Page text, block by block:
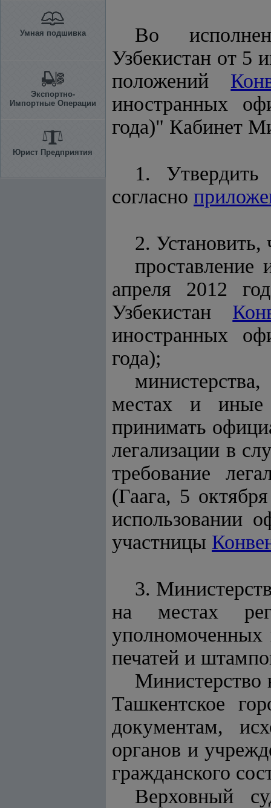
Умная подшивка
Экспортно-
Импортные Операции
Юрист Предприятия
Во
Узбекистан от 5
положений
иностранных
года)" Кабинет
1. Утвердить
согласно
2. Установить,
проставление
апреля 2012
Узбекистан
иностранных
года);
местах и иные
принимать
легализации в
требование
(Гаага, 5
использовании
участницы
3.
на местах
уполномоченных
печатей и
Министерство
Ташкентское
документам,
органов и
гражданского
Верховный